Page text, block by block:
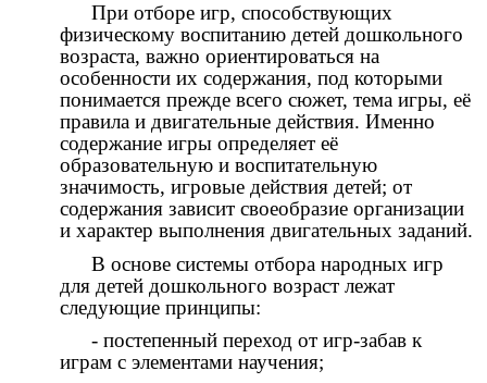
При отборе игр, способствующих
физическому воспитанию детей дошкольного
возраста, важно ориентироваться на
особенности их содержания, под которыми
понимается прежде всего сюжет, тема игры, её
правила и двигательные действия. Именно
содержание игры определяет её
образовательную и воспитательную
значимость, игровые действия детей; от
содержания зависит своеобразие организации
и характер выполнения двигательных заданий.
В основе системы отбора народных игр
для детей дошкольного возраст лежат
следующие принципы:
- постепенный переход от игр-забав к
играм с элементами научения;